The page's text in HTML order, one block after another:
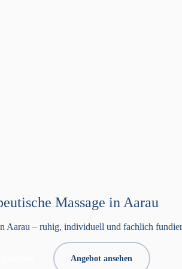
Massage in Aarau
Aarau – ruhig, individuell und fachlich
Angebot ansehen